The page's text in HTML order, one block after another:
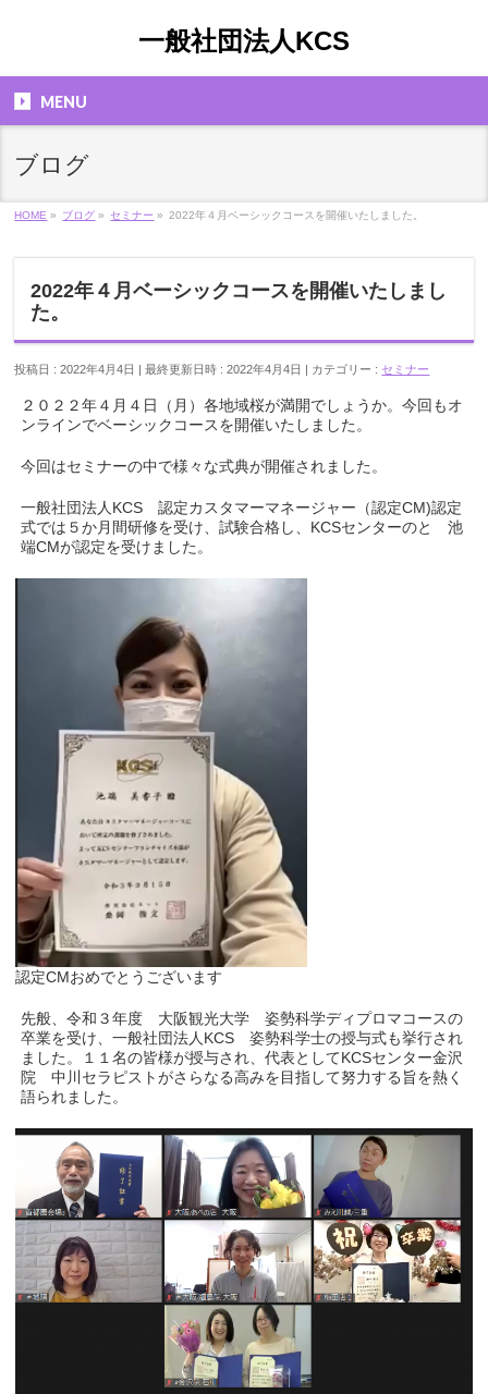
一般社団法人KCS
MENU
ブログ
HOME » ブログ » セミナー » 2022年４月ベーシックコースを開催いたしました。
2022年４月ベーシックコースを開催いたしまし
た。
投稿日 : 2022年4月4日 最終更新日時 : 2022年4月4日 カテゴリー : セミナー
２０２２年４月４日（月）各地域桜が満開でしょうか。今回もオ
ンラインでベーシックコースを開催いたしました。
今回はセミナーの中で様々な式典が開催されました。
一般社団法人KCS 認定カスタマーマネージャー（認定CM)認定
式では５か月間研修を受け、試験合格し、KCSセンターのと 池
端CMが認定を受けました。
認定CMおめでとうございます
先般、令和３年度 大阪観光大学 姿勢科学ディプロマコースの
卒業を受け、一般社団法人KCS 姿勢科学士の授与式も挙行され
ました。１１名の皆様が授与され、代表としてKCSセンター金沢
院 中川セラピストがさらなる高みを目指して努力する旨を熱く
語られました。